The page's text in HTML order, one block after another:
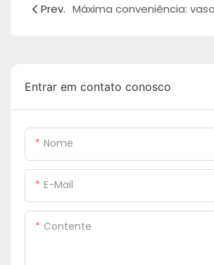
Prev.
Entrar em contato conosco
Nome
E-Mail
Contente